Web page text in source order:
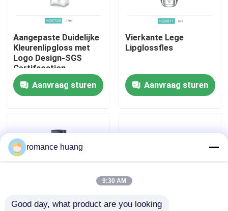
Kwaliteitscontrole
Contacteer ons
Kosmetische Fles Zonder lucht
Kosmetische Roomkruik
Aangepaste Duidelijke
Kleurenlipgloss met
Logo Design-SGS
Certifacation
Aanvraag sturen
Vierkante Lege
Lipglossfles
Aanvraag sturen
romance huang
9:30 AM
Good day, what product are you looking